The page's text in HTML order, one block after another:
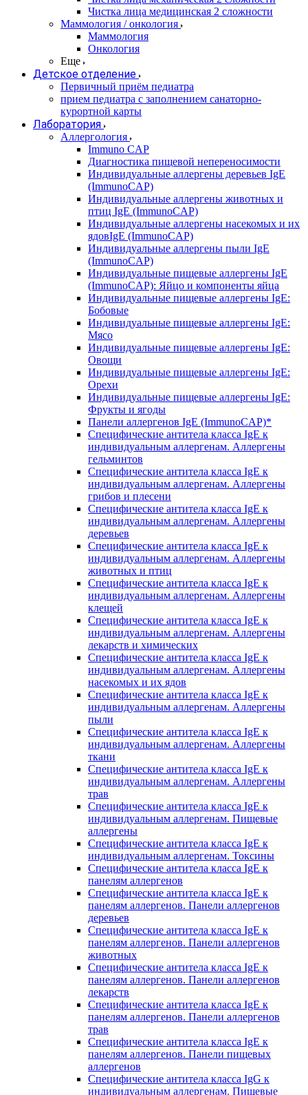
Чистка лица медицинская 2 сложности
Маммология / онкология
Маммология
Онкология
Еще
Детское отделение
Первичный приём педиатра
прием педиатра с заполнением санаторно-
курортной карты
Лаборатория
Аллергология
Immuno CAP
Диагностика пищевой непереносимости
Индивидуальные аллергены деревьев IgE
(ImmunoCAP)
Индивидуальные аллергены животных и
птиц IgE (ImmunoCAP)
Индивидуальные аллергены насекомых и их
ядовIgE (ImmunoCAP)
Индивидуальные аллергены пыли IgE
(ImmunoCAP)
Индивидуальные пищевые аллергены IgE
(ImmunoCAP): Яйцо и компоненты яйца
Индивидуальные пищевые аллергены IgE:
Бобовые
Индивидуальные пищевые аллергены IgE:
Мясо
Индивидуальные пищевые аллергены IgE:
Овощи
Индивидуальные пищевые аллергены IgE:
Орехи
Индивидуальные пищевые аллергены IgE:
Фрукты и ягоды
Панели аллергенов IgE (ImmunoCAP)*
Специфические антитела класса IgE к
индивидуальным аллергенам. Аллергены
гельминтов
Специфические антитела класса IgE к
индивидуальным аллергенам. Аллергены
грибов и плесени
Специфические антитела класса IgE к
индивидуальным аллергенам. Аллергены
деревьев
Специфические антитела класса IgE к
индивидуальным аллергенам. Аллергены
животных и птиц
Специфические антитела класса IgE к
индивидуальным аллергенам. Аллергены
клещей
Специфические антитела класса IgE к
индивидуальным аллергенам. Аллергены
лекарств и химических
Специфические антитела класса IgE к
индивидуальным аллергенам. Аллергены
насекомых и их ядов
Специфические антитела класса IgE к
индивидуальным аллергенам. Аллергены
пыли
Специфические антитела класса IgE к
индивидуальным аллергенам. Аллергены
ткани
Специфические антитела класса IgE к
индивидуальным аллергенам. Аллергены
трав
Специфические антитела класса IgE к
индивидуальным аллергенам. Пищевые
аллергены
Специфические антитела класса IgE к
индивидуальным аллергенам. Токсины
Специфические антитела класса IgE к
панелям аллергенов
Специфические антитела класса IgE к
панелям аллергенов. Панели аллергенов
деревьев
Специфические антитела класса IgE к
панелям аллергенов. Панели аллергенов
животных
Специфические антитела класса IgE к
панелям аллергенов. Панели аллергенов
лекарств
Специфические антитела класса IgE к
панелям аллергенов. Панели аллергенов
трав
Специфические антитела класса IgE к
панелям аллергенов. Панели пищевых
аллергенов
Специфические антитела класса IgG к
индивидуальным аллергенам. Пищевые